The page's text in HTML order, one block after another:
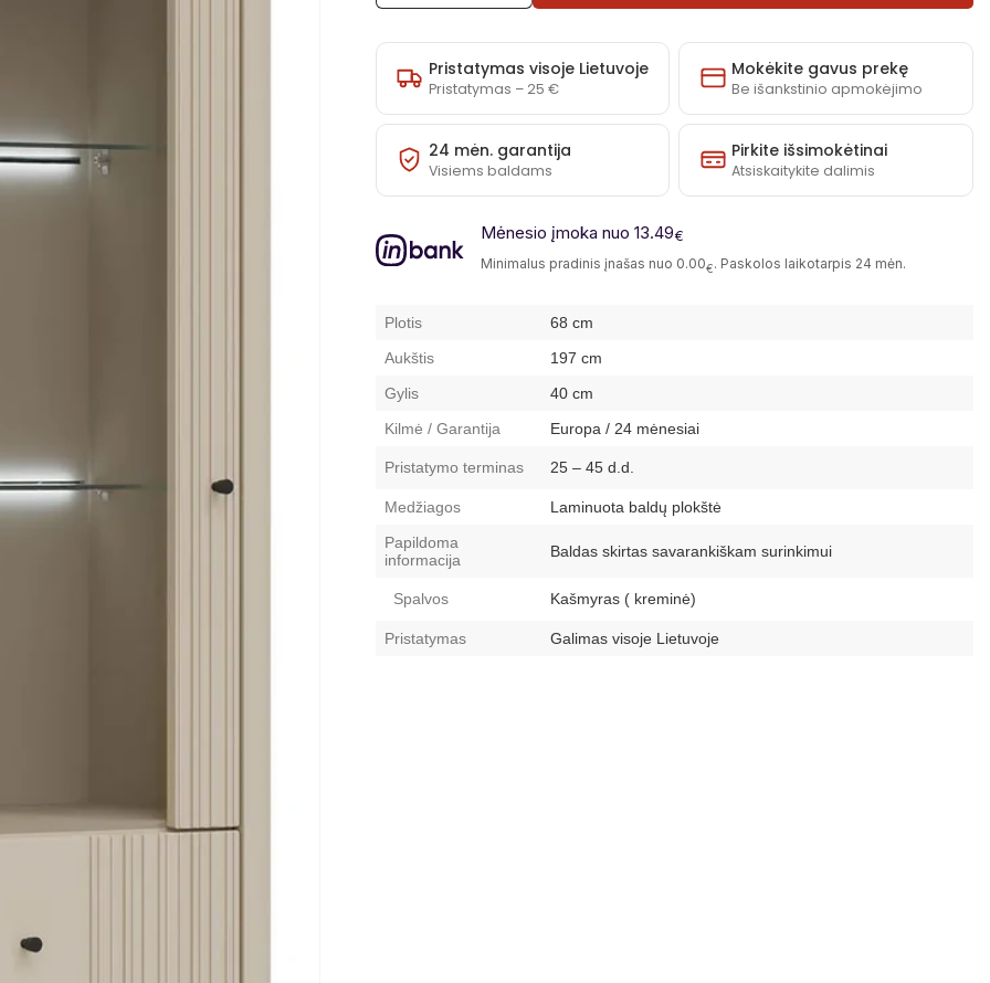
Vitrina
Vigo
VG08
kiekį
Vitrina
Vigo
VG08
kiekį
Pristatymas visoje Lietuvoje
Pristatymas – 25 €
Mokėkite gavus prekę
Be išankstinio apmokėjimo
24 mėn. garantija
Visiems baldams
Pirkite išsimokėtinai
Atsiskaitykite dalimis
Mėnesio įmoka nuo 13.49€
Minimalus pradinis įnašas nuo 0.00€. Paskolos laikotarpis 24 mėn.
Plotis
68 cm
Aukštis
197 cm
Gylis
40 cm
Kilmė / Garantija
Europa / 24 mėnesiai
Pristatymo terminas 25 – 45 d.d.
Medžiagos
Laminuota baldų plokštė
Papildoma
informacija
Baldas skirtas savarankiškam surinkimui
Spalvos Kašmyras ( kreminė)
Pristatymas Galimas visoje Lietuvoje